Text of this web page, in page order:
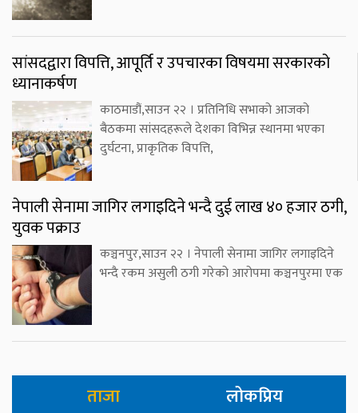
सांसदद्वारा विपत्ति, आपूर्ति र उपचारका विषयमा सरकारको
ध्यानाकर्षण
काठमाडौं,साउन २२ । प्रतिनिधि सभाको आजको
बैठकमा सांसदहरूले देशका विभिन्न स्थानमा भएका
दुर्घटना, प्राकृतिक विपत्ति,
नेपाली सेनामा जागिर लगाइदिने भन्दै दुई लाख ४० हजार ठगी,
युवक पक्राउ
कञ्चनपुर,साउन २२ । नेपाली सेनामा जागिर लगाइदिने
भन्दै रकम असुली ठगी गरेको आरोपमा कञ्चनपुरमा एक
ताजा लोकप्रिय